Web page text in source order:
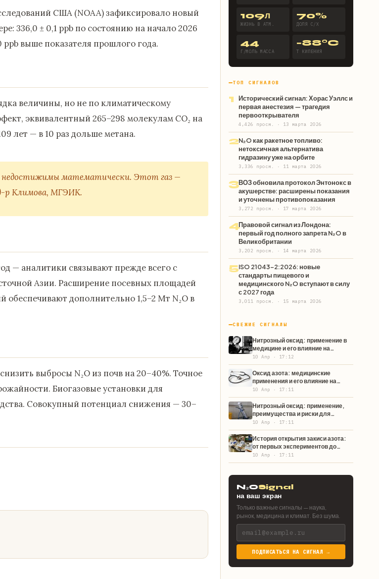
США (NOAA) зафиксировало новый
336,0 ± 0,1 ppb по состоянию на начало 2026
ppb выше показателя прошлого года.
величины, но не по климатическому
эквивалентный 265–298 молекулам CO₂ на
лет — в 10 раз дольше метана.
недостижимы математически. Этот газ —
р Климова, МГЭИК.
— аналитики связывают прежде всего с
Азии. Расширение посевных площадей
обеспечивают дополнительно 1,5–2 Мт N₂O в
выбросы N₂O из почв на 20–40%. Точное
Биогазовые установки для
Совокупный потенциал снижения — 30–
109л
ЖИЗНЬ В АТМ.
70%
ДОЛЯ С/Х
44
Г/МОЛЬ МАССА
−88°C
Т КИПЕНИЯ
ТОП СИГНАЛОВ
1
Исторический сигнал: Хорас Уэллс и
первая анестезия — трагедия
первооткрывателя
4,426 просм. · 13 марта 2026
2N₂O как ракетное топливо:
нетоксичная альтернатива
гидразину уже на орбите
3,336 просм. · 11 марта 2026
3ВОЗ обновила протокол Энтонокс в
акушерстве: расширены показания
и уточнены противопоказания
3,272 просм. · 17 марта 2026
4Правовой сигнал из Лондона:
первый год полного запрета N₂O в
Великобритании
3,202 просм. · 14 марта 2026
5ISO 21043-2:2026: новые
стандарты пищевого и
медицинского N₂O вступают в силу
с 2027 года
3,011 просм. · 15 марта 2026
СВЕЖИЕ СИГНАЛЫ
Нитрозный оксид: применение в
медицине и его влияние на
здоровье
10 Апр · 17:12
Оксид азота: медицинские
применения и его влияние на
здоровье
10 Апр · 17:11
Нитрозный оксид: применение,
преимущества и риски для
здоровья
10 Апр · 17:11
История открытия закиси азота:
от первых экспериментов до
современности
10 Апр · 17:11
N₂OSignal
на ваш экран
Только важные сигналы — наука,
рынок, медицина и климат. Без шума.
ПОДПИСАТЬСЯ НА СИГНАЛ →